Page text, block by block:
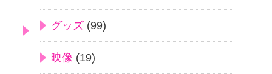
グッズ (99)
映像 (19)